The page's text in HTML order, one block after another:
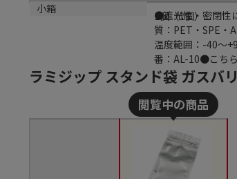
商品説明
●遮光性・密閉性
質：PET・SPE
温度範囲：-40
番：AL-10●こちら
小箱
1個（1個）
ラミジップ スタンド袋 ガスバ